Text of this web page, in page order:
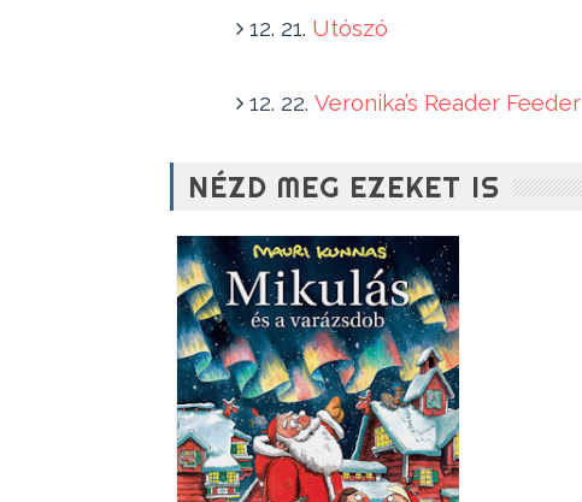
12. 21. Utószó
12. 22. Veronika’s Reader Feeder
NÉZD MEG EZEKET IS